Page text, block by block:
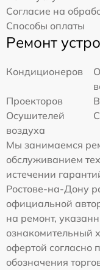
Согласие на
Способы оплаты
Ремонт
Кондиционеров
Проекторов
Осушителей
воздуха
Мы занимаемся
обслуживанием
истечении
Ростове-на-Дону
официальной
на ремонт,
ознакомительный
офертой согласно
обозначения